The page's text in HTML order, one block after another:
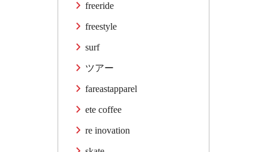
freeride
freestyle
surf
ツアー
fareastapparel
ete coffee
re inovation